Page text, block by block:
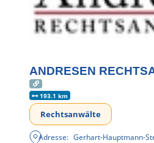
ANDRESEN
193.1 km
Rechtsanwälte
Adresse: Gerhart-Hauptmann-